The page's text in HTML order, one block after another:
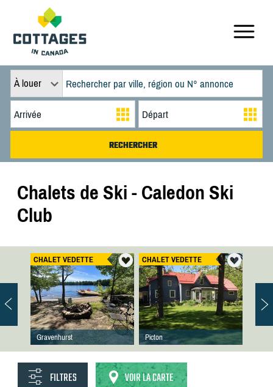
À louer
Chalets de Ski - Caledon Ski
Club
CHALET VEDETTE
Gravenhurst
CHALET VEDETTE
Picton
FILTRES VOIR LA CARTE